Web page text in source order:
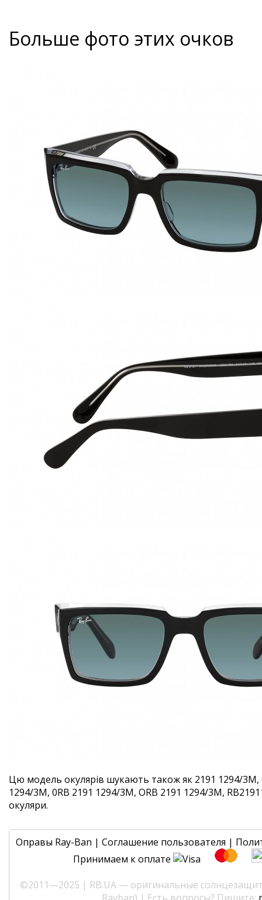
Больше фото этих очков
Цю модель окулярів шукають також як 2191 1294/3M,
1294/3M, 0RB 2191 1294/3M, ORB 2191 1294/3M,
окуляри.
Оправы Ray-Ban | Соглашение пользователя |
Принимаем к оплате
©2011—2025 | RB.UA — оригинальные